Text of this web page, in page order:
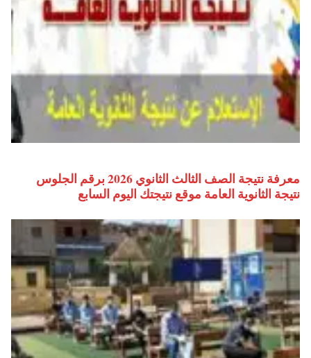
معرفة نتيجة الصف الثالث الثانوي 2026 برقم الجلوس
نتيجة الثانوية العامة موقع نتيجتك اليوم السابع